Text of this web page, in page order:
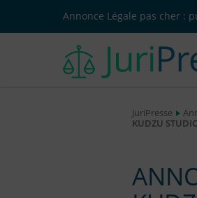
Annonce Légale pas cher :
JuriPresse
KUDZU